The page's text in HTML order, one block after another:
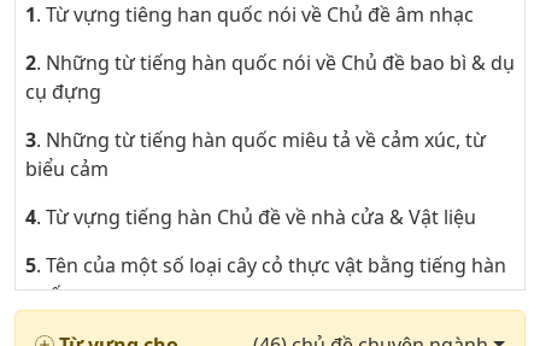
1. Từ vựng tiêng han quốc nói về Chủ đề âm nhạc
2. Những từ tiếng hàn quốc nói về Chủ đề bao bì & dụ
cụ đựng
3. Những từ tiếng hàn quốc miêu tả về cảm xúc, từ
biểu cảm
4. Từ vựng tiếng hàn Chủ đề về nhà cửa & Vật liệu
5. Tên của một số loại cây cỏ thực vật bằng tiếng hàn
quốc